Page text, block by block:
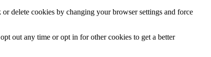
delete cookies by changing your browser settings and force
out any time or opt in for other cookies to get a better